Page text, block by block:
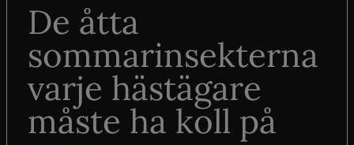
De åtta
sommarinsekterna
varje hästägare
måste ha koll på